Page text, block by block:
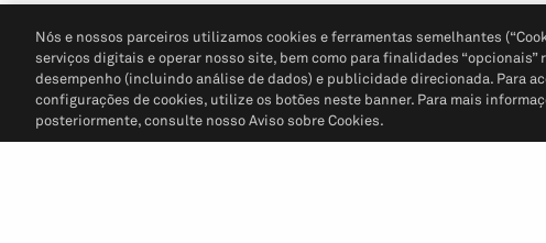
Nós e nossos parceiros utilizamos cookies e ferramentas semelhantes
serviços digitais e operar nosso site, bem como para finalidades
desempenho (incluindo análise de dados) e publicidade direcionada. Para
configurações de cookies, utilize os botões neste banner. Para mais
posteriormente, consulte nosso Aviso sobre Cookies.